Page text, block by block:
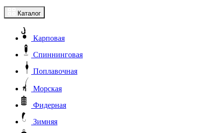
Каталог
Карповая
Спиннинговая
Поплавочная
Морская
Фидерная
Зимняя